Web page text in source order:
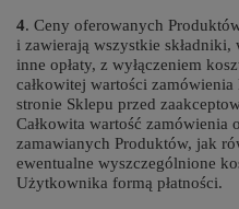
4. Ceny oferowanych
i zawierają wszystkie
inne opłaty, z wyłączeniem
całkowitej wartości
stronie Sklepu przed
Całkowita wartość zamówienia
zamawianych Produktów, jak
ewentualne wyszczególnione
Użytkownika formą płatności.